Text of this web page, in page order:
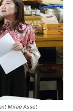
Mirae Asset